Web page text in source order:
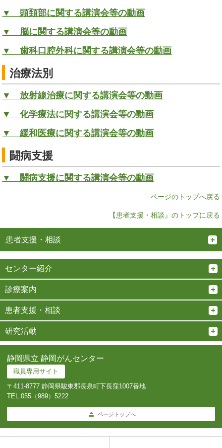
▼ 頭頚部に関する講演会等の動画
▼ 脳に関する講演会等の動画
▼ 歯科口腔外科に関する講演会等の動画
治療法別
▼ 放射線治療に関する講演会等の動画
▼ 化学療法に関する講演会等の動画
▼ 緩和医療に関する講演会等の動画
闘病支援
▼ 闘病支援に関する講演会等の動画
ページのトップへ戻る
【患者支援・相談』のトップに戻る
患者支援・相談
センター紹介
診療案内
患者支援・相談
研究活動
静岡県立 静岡がんセンター
職員専用サイト
〒411-8777 静岡県駿東郡長泉町下長窪1007番地
TEL.055（989）5222
ページトップへ